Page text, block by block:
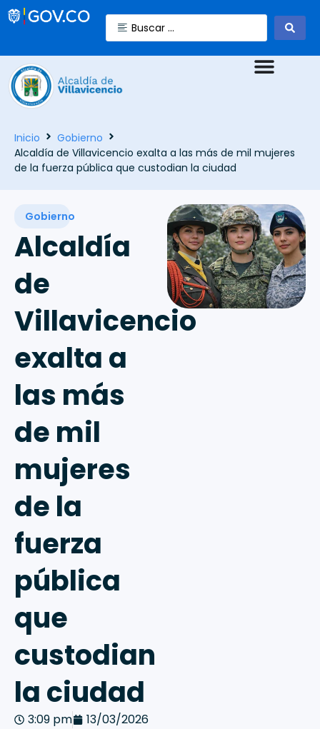
Inicio
Gobierno
Alcaldía de Villavicencio exalta a las más de mil mujeres
de la fuerza pública que custodian la ciudad
Gobierno
Alcaldía
de
Villavicencio
exalta a
las más
de mil
mujeres
de la
fuerza
pública
que
custodian
la ciudad
3:09 pm 13/03/2026